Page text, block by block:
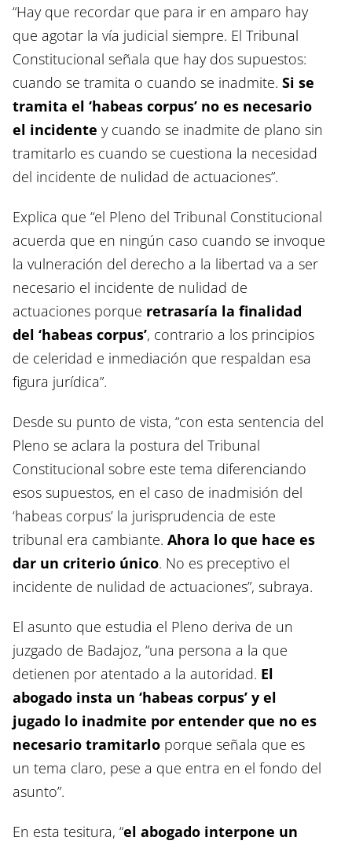
“Hay que recordar que para ir en amparo hay
que agotar la vía judicial siempre. El Tribunal
Constitucional señala que hay dos supuestos:
cuando se tramita o cuando se inadmite. Si se
tramita el ‘habeas corpus’ no es necesario
el incidente y cuando se inadmite de plano sin
tramitarlo es cuando se cuestiona la necesidad
del incidente de nulidad de actuaciones”.
Explica que “el Pleno del Tribunal Constitucional
acuerda que en ningún caso cuando se invoque
la vulneración del derecho a la libertad va a ser
necesario el incidente de nulidad de
actuaciones porque retrasaría la finalidad
del ‘habeas corpus’, contrario a los principios
de celeridad e inmediación que respaldan esa
figura jurídica”.
Desde su punto de vista, “con esta sentencia del
Pleno se aclara la postura del Tribunal
Constitucional sobre este tema diferenciando
esos supuestos, en el caso de inadmisión del
‘habeas corpus’ la jurisprudencia de este
tribunal era cambiante. Ahora lo que hace es
dar un criterio único. No es preceptivo el
incidente de nulidad de actuaciones”, subraya.
El asunto que estudia el Pleno deriva de un
juzgado de Badajoz, “una persona a la que
detienen por atentado a la autoridad. El
abogado insta un ‘habeas corpus’ y el
jugado lo inadmite por entender que no es
necesario tramitarlo porque señala que es
un tema claro, pese a que entra en el fondo del
asunto”.
En esta tesitura, “el abogado interpone un